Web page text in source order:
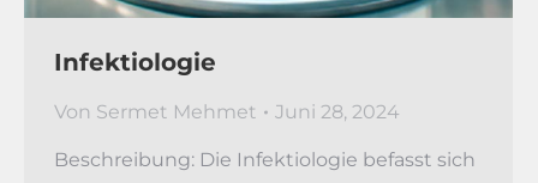
Infektiologie
Von Sermet Mehmet Juni 28, 2024
Beschreibung: Die Infektiologie befasst sich